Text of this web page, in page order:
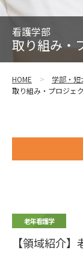
看護学部
取り組み・
HOME 学部・
取り組み・プロジェ
老年看護学
【領域紹介